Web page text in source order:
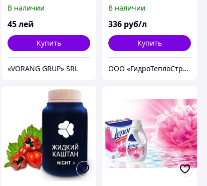
жидкое желчное мыло
перед стиркой со
250мл
В наличии
45 лей
Купить
«VORANG GRUP» SRL
В наличии
336 руб/л
Купить
ООО «ГидроТеплоСтрой»